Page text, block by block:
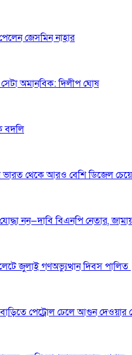
জেসমিন নাহার
অমানবিক: দিলীপ ঘোষ
বদলি
থেকে আরও বেশি ডিজেল চেয়েছি:
নন—দাবি বিএনপি নেতার,
জুলাই গণঅভ্যুত্থান দিবস পালিত
পেট্রোল ঢেলে আগুন দেওয়ার